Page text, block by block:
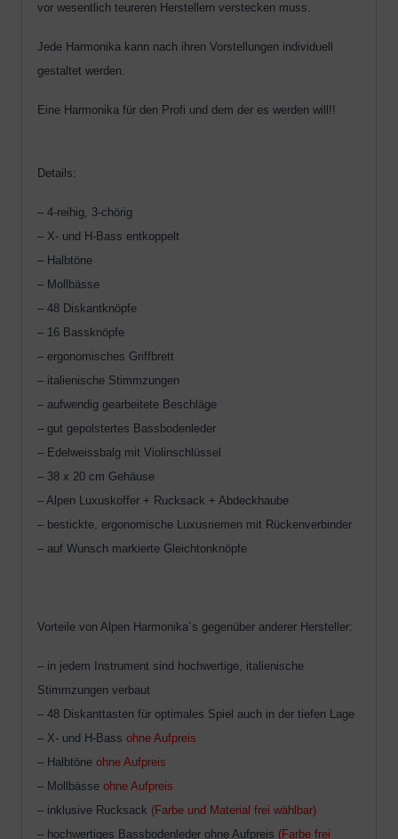
vor wesentlich teureren Herstellern verstecken muss.
Jede Harmonika kann nach ihren Vorstellungen individuell
gestaltet werden.
Eine Harmonika für den Profi und dem der es werden will!!
Details:
– 4-reihig, 3-chörig
– X- und H-Bass entkoppelt
– Halbtöne
– Mollbässe
– 48 Diskantknöpfe
– 16 Bassknöpfe
– ergonomisches Griffbrett
– italienische Stimmzungen
– aufwendig gearbeitete Beschläge
– gut gepolstertes Bassbodenleder
– Edelweissbalg mit Violinschlüssel
– 38 x 20 cm Gehäuse
– Alpen Luxuskoffer + Rucksack + Abdeckhaube
– bestickte, ergonomische Luxusriemen mit Rückenverbinder
– auf Wunsch markierte Gleichtonknöpfe
Vorteile von Alpen Harmonika´s gegenüber anderer Hersteller:
– in jedem Instrument sind hochwertige, italienische
Stimmzungen verbaut
– 48 Diskanttasten für optimales Spiel auch in der tiefen Lage
– X- und H-Bass ohne Aufpreis
– Halbtöne ohne Aufpreis
– Mollbässe ohne Aufpreis
– inklusive Rucksack (Farbe und Material frei wählbar)
– hochwertiges Bassbodenleder ohne Aufpreis (Farbe frei